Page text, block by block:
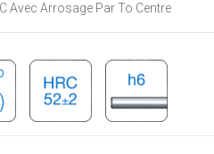
Avec Arrosage Par To Centre